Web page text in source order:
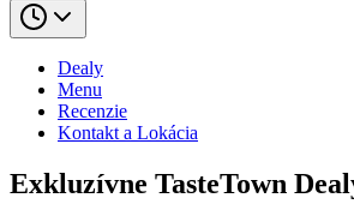
Dealy
Menu
Recenzie
Kontakt a Lokácia
Exkluzívne TasteTown